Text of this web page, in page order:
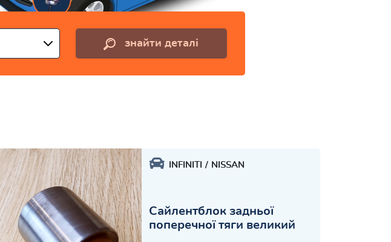
знайти деталі
INFINITI NISSAN
Сайлентблок задньої
поперечної тяги великий